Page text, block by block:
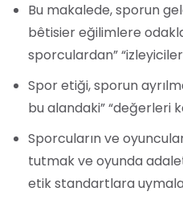
Bu makalede, sporun
bêtisier eğilimlere
sporculardan”
Spor etiği, sporun
bu alandaki” “değerleri
Sporcuların ve
tutmak ve oyunda
etik standartlara